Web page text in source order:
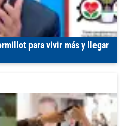
para vivir más y llegar